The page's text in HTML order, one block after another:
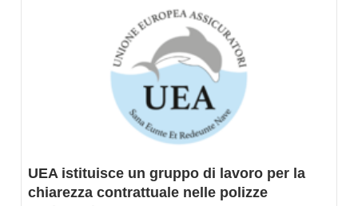
UEA istituisce un gruppo di lavoro per la
chiarezza contrattuale nelle polizze